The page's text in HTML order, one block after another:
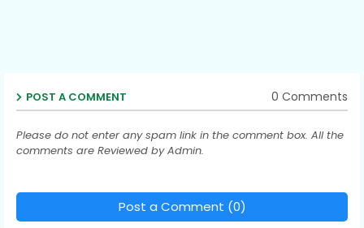
POST A COMMENT 0 Comments
Please do not enter any spam link in the comment box. All the
comments are Reviewed by Admin.
Post a Comment (0)